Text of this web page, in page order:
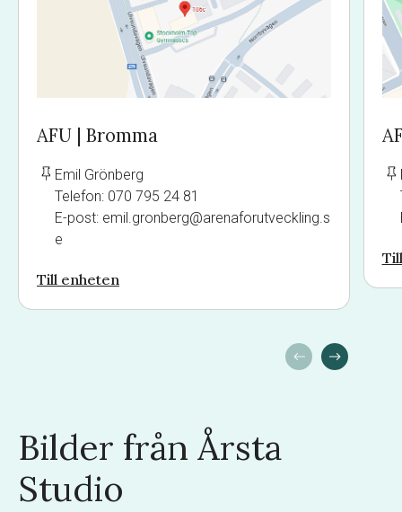
AFU | Bromma
Emil Grönberg
Telefon: 070 795 24 81
E-post: emil.gronberg@arenaforutveckling.s
e
Till enheten
Bilder från Årsta
Studio